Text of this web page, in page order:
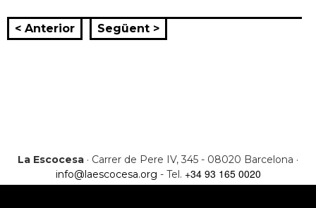
< Anterior Següent >
La Escocesa · Carrer de Pere IV, 345 - 08020 Barcelona ·
info@laescocesa.org - Tel. +34 93 165 0020